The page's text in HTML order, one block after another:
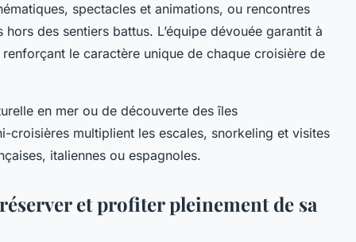
spectacles et animations, ou rencontres
des sentiers battus. L’équipe dévouée garantit à
le caractère unique de chaque croisière de
en mer ou de découverte des îles
croisières multiplient les escales, snorkeling et visites
italiennes ou espagnoles.
et profiter pleinement de sa